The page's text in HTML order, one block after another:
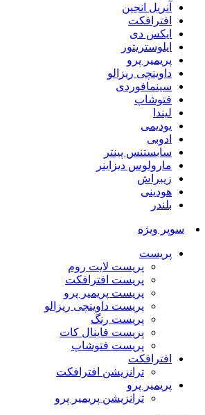
آنریل انجین
افترافکت
ایکس دی
ایلوستریتور
پریمیر پرو
داوینچی ریزالو
سینمافوردی
فتوشاپ
لیندا
یودیمی
ادوبی
سابستنس پینتر
مارولوس دیزاینر
زیبراش
هودینی
بلندر
سوپر ویژه
پریست
پریست لایت روم
پریست افترافکت
پریست پریمیر پرو
پریست داوینچی ریزالو
پریست رنگ
پریست فاینال کات
پریست فتوشاپ
افترافکت
ترانزیشن افترافکت
پریمیر پرو
ترانزیشن پریمیر پرو